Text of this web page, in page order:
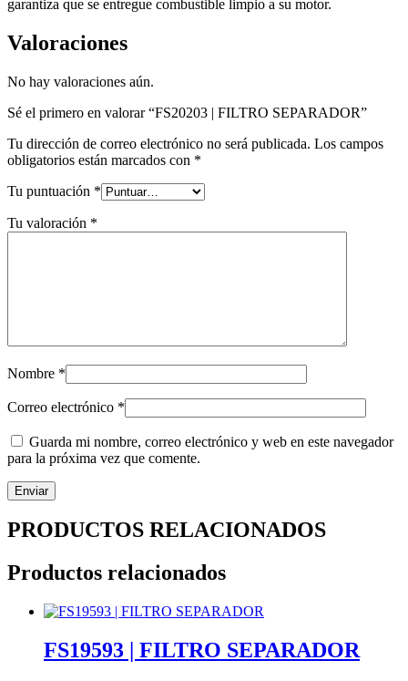
garantiza que se entregue combustible limpio a su motor.
Valoraciones
No hay valoraciones aún.
Sé el primero en valorar “FS20203 | FILTRO SEPARADOR”
Tu dirección de correo electrónico no será publicada. Los campos
obligatorios están marcados con *
Tu puntuación *
Tu valoración *
Nombre *
Correo electrónico *
Guarda mi nombre, correo electrónico y web en este navegador
para la próxima vez que comente.
PRODUCTOS RELACIONADOS
Productos relacionados
FS19593 | FILTRO SEPARADOR